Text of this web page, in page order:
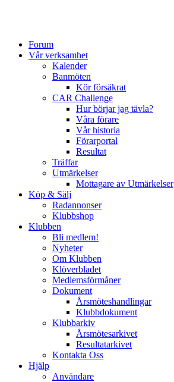
Forum
Vår verksamhet
Kalender
Banmöten
Kör försäkrat
CAR Challenge
Hur börjar jag tävla?
Våra förare
Vår historia
Förarportal
Resultat
Träffar
Utmärkelser
Mottagare av Utmärkelser
Köp & Sälj
Radannonser
Klubbshop
Klubben
Bli medlem!
Nyheter
Om Klubben
Klöverbladet
Medlemsförmåner
Dokument
Årsmöteshandlingar
Klubbdokument
Klubbarkiv
Årsmötesarkivet
Resultatarkivet
Kontakta Oss
Hjälp
Användare